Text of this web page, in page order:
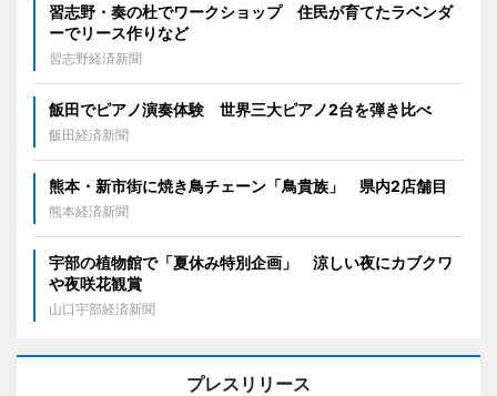
習志野・奏の杜でワークショップ 住民が育てたラベンダ
ーでリース作りなど
習志野経済新聞
飯田でピアノ演奏体験 世界三大ピアノ2台を弾き比べ
飯田経済新聞
熊本・新市街に焼き鳥チェーン「鳥貴族」 県内2店舗目
熊本経済新聞
宇部の植物館で「夏休み特別企画」 涼しい夜にカブクワ
や夜咲花観賞
山口宇部経済新聞
プレスリリース